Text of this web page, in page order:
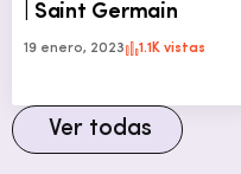
| Saint Germain
19 enero, 2023 1.1K vistas
Ver todas